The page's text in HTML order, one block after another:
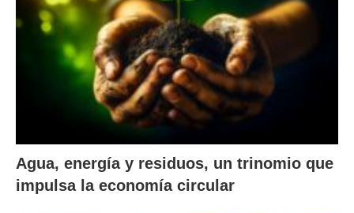
Agua, energía y residuos, un trinomio que
impulsa la economía circular